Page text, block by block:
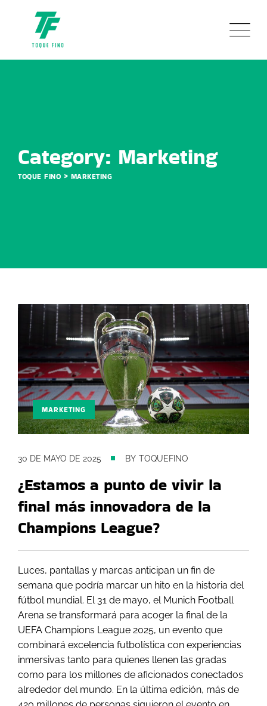
Category: Marketing
TOQUE FINO > MARKETING
MARKETING
30 DE MAYO DE 2025 BY TOQUEFINO
¿Estamos a punto de vivir la
final más innovadora de la
Champions League?
Luces, pantallas y marcas anticipan un fin de
semana que podría marcar un hito en la historia del
fútbol mundial. El 31 de mayo, el Munich Football
Arena se transformará para acoger la final de la
UEFA Champions League 2025, un evento que
combinará excelencia futbolística con experiencias
inmersivas tanto para quienes llenen las gradas
como para los millones de aficionados conectados
alrededor del mundo. En la última edición, más de